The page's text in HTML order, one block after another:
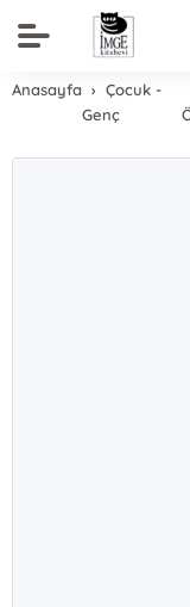
Anasayfa
Çocuk -
Genç